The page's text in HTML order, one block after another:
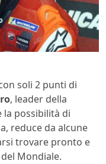
soli 2 punti di
, leader della
la possibilità di
reduce da alcune
trovare pronto e
Mondiale.